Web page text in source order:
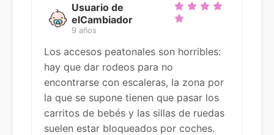
Usuario de
elCambiador
9 años
Los accesos peatonales son horribles:
hay que dar rodeos para no
encontrarse con escaleras, la zona por
la que se supone tienen que pasar los
carritos de bebés y las sillas de ruedas
suelen estar bloqueados por coches.